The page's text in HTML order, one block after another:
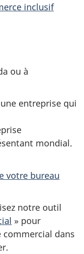
inclusif
ou à
entreprise qui
mondial.
votre bureau
notre outil
» pour
dans